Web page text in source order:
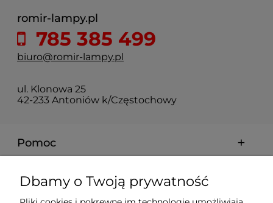
romir-lampy.pl
785 385 499
biuro@romir-lampy.pl
ul. Klonowa 25
42-233 Antoniów k/Częstochowy
Pomoc
Moje konto
Dbamy o Twoją prywatność